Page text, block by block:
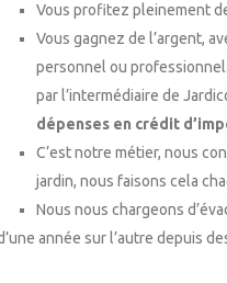
Vous profitez pleinement
Vous gagnez de l’argent,
personnel ou
par l’intermédiaire de
dépenses en crédit
C’est notre métier, nous
jardin, nous faisons cela
Nous nous chargeons
année sur l’autre depuis